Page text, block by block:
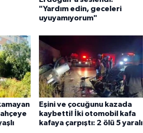
"Yardım edin, geceleri
uyuyamıyorum"
Eşini ve çocuğunu kazada
kaybetti! İki otomobil kafa
kafaya çarpıştı: 2 ölü 5 yaralı